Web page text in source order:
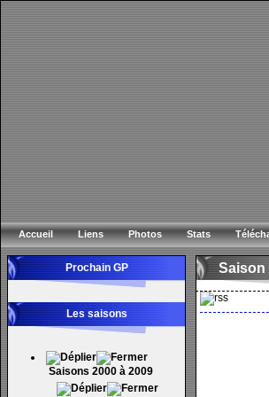
Accueil Liens Photos Stats
Prochain GP
Les saisons
Saisons 2000 à 2009
Saison